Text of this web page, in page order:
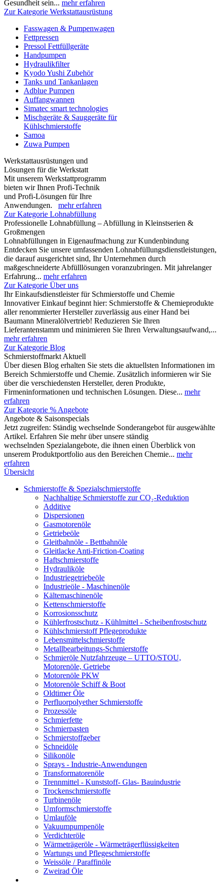
Gesundheit sein... mehr erfahren
Zur Kategorie Werkstattausrüstung
Fasswagen & Pumpenwagen
Fettpressen
Pressol Fettfüllgeräte
Handpumpen
Hydraulikfilter
Kyodo Yushi Zubehör
Tanks und Tankanlagen
Adblue Pumpen
Auffangwannen
Simatec smart technologies
Mischgeräte & Sauggeräte für
Kühlschmierstoffe
Samoa
Zuwa Pumpen
Werkstattausrüstungen und
Lösungen für die Werkstatt
Mit unserem Werkstattprogramm
bieten wir Ihnen Profi-Technik
und Profi-Lösungen für Ihre
Anwendungen. mehr erfahren
Zur Kategorie Lohnabfüllung
Professionelle Lohnabfüllung – Abfüllung in Kleinstserien &
Großmengen
Lohnabfüllungen in Eigenaufmachung zur Kundenbindung
Entdecken Sie unsere umfassenden Lohnabfüllungsdienstleistungen,
die darauf ausgerichtet sind, Ihr Unternehmen durch
maßgeschneiderte Abfülllösungen voranzubringen. Mit jahrelanger
Erfahrung... mehr erfahren
Zur Kategorie Über uns
Ihr Einkaufsdienstleister für Schmierstoffe und Chemie
Innovativer Einkauf beginnt hier: Schmierstoffe & Chemieprodukte
aller renommierter Hersteller zuverlässig aus einer Hand bei
Baumann Mineralölvertrieb! Reduzieren Sie Ihren
Lieferantenstamm und minimieren Sie Ihren Verwaltungsaufwand,...
mehr erfahren
Zur Kategorie Blog
Schmierstoffmarkt Aktuell
Über diesen Blog erhalten Sie stets die aktuellsten Informationen im
Bereich Schmierstoffe und Chemie. Zusätzlich informieren wir Sie
über die verschiedensten Hersteller, deren Produkte,
Firmeninformationen und technischen Lösungen. Diese... mehr
erfahren
Zur Kategorie % Angebote
Angebote & Saisonspecials
Jetzt zugreifen: Ständig wechselnde Sonderangebot für ausgewählte
Artikel. Erfahren Sie mehr über unsere ständig
wechselnden Spezialangebote, die ihnen einen Überblick von
unserem Produktportfolio aus den Bereichen Chemie... mehr
erfahren
Übersicht
Schmierstoffe & Spezialschmierstoffe
Nachhaltige Schmierstoffe zur CO₂-Reduktion
Additive
Dispersionen
Gasmotorenöle
Getriebeöle
Gleitbahnöle - Bettbahnöle
Gleitlacke Anti-Friction-Coating
Haftschmierstoffe
Hydrauliköle
Industriegetriebeöle
Industrieöle - Maschinenöle
Kältemaschinenöle
Kettenschmierstoffe
Korrosionsschutz
Kühlerfrostschutz - Kühlmittel - Scheibenfrostschutz
Kühlschmierstoff Pflegeprodukte
Lebensmittelschmierstoffe
Metallbearbeitungs-Schmierstoffe
Schmieröle Nutzfahrzeuge – UTTO/STOU,
Motorenöle, Getriebe
Motorenöle PKW
Motorenöle Schiff & Boot
Oldtimer Öle
Perfluorpolyether Schmierstoffe
Prozessöle
Schmierfette
Schmierpasten
Schmierstoffgeber
Schneidöle
Silikonöle
Sprays - Industrie-Anwendungen
Transformatorenöle
Trennmittel - Kunststoff- Glas- Bauindustrie
Trockenschmierstoffe
Turbinenöle
Umformschmierstoffe
Umlauföle
Vakuumpumpenöle
Verdichteröle
Wärmeträgeröle - Wärmeträgerflüssigkeiten
Wartungs und Pflegeschmierstoffe
Weissöle / Paraffinöle
Zweirad Öle